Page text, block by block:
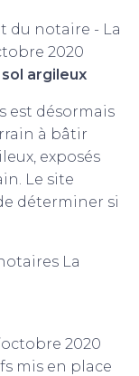
argileux
est désormais
à bâtir
exposés
Le site
déterminer si
2020
mis en place